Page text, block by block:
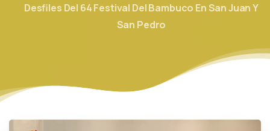
Desfiles Del 64 Festival Del Bambuco En San Juan Y
San Pedro